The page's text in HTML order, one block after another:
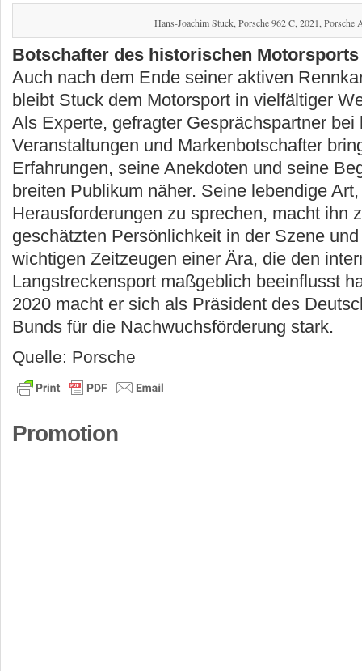
Hans-Joachim Stuck, Porsche 962 C, 2021, Porsche
Botschafter des historischen Motorsports
Auch nach dem Ende seiner aktiven
bleibt Stuck dem Motorsport in vielfältiger
Als Experte, gefragter Gesprächspartner bei
Veranstaltungen und Markenbotschafter
Erfahrungen, seine Anekdoten und seine
breiten Publikum näher. Seine lebendige
Herausforderungen zu sprechen, macht ihn
geschätzten Persönlichkeit in der Szene
wichtigen Zeitzeugen einer Ära, die den
Langstreckensport maßgeblich beeinflusst
2020 macht er sich als Präsident des
Bunds für die Nachwuchsförderung stark.
Quelle: Porsche
Promotion